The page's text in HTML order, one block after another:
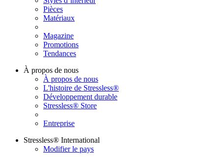
Pièces
Matériaux
Magazine
Promotions
Tendances
À propos de nous
À propos de nous
L'histoire de Stressless®
Développement durable
Stressless® Store
Entreprise
Stressless® International
Modifier le pays